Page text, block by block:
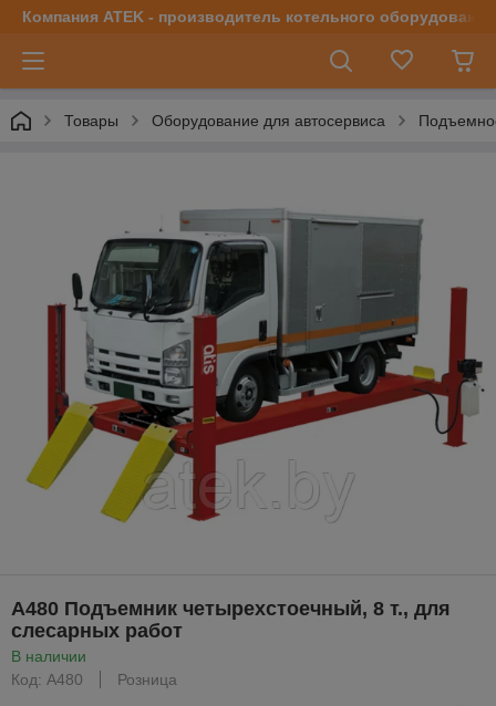
Компания ATEK - производитель котельного оборудования
Товары Оборудование для автосервиса
A480 Подъемник четырехстоечный, 8 т., для
слесарных работ
В наличии
Код: A480
Розница